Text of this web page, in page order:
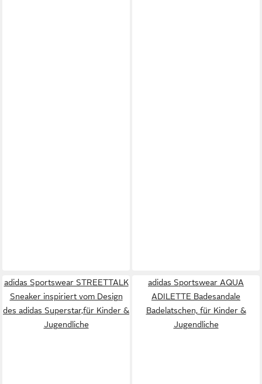
adidas Sportswear STREETTALK
Sneaker inspiriert vom Design
des adidas Superstar,für Kinder &
Jugendliche
adidas Sportswear AQUA
ADILETTE Badesandale
Badelatschen, für Kinder &
Jugendliche